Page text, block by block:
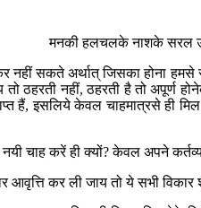
मनकी हलचलके नाशके सरल
नहीं सकते अर्थात् जिसका होना
तो ठहरती नहीं, ठहरती है तो
हैं, इसलिये केवल चाहमात्रसे ही
नयी चाह करें ही क्यों? केवल अपने
आवृत्ति कर ली जाय तो ये सभी विकार